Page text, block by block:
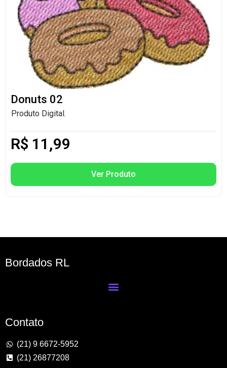
Donuts 02
Produto Digital.
R$ 11,99
Ver Produto
Bordados RL
Contato
(21) 9 6672-5952
(21) 26877208